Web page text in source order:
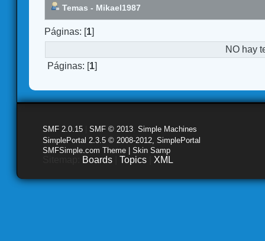
Temas - Mikael1987
Páginas: [1]
NO hay
Páginas: [1]
SMF 2.0.15 SMF © 2013 Simple Machines
SimplePortal 2.3.5 © 2008-2012, SimplePortal
SMFSimple.com Theme | Skin Samp
Boards Topics XML